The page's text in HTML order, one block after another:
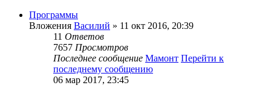
Программы
Вложения Василий » 11 окт 2016, 20:39
11 Ответов
7657 Просмотров
Последнее сообщение Мамонт Перейти к
последнему сообщению
06 мар 2017, 23:45